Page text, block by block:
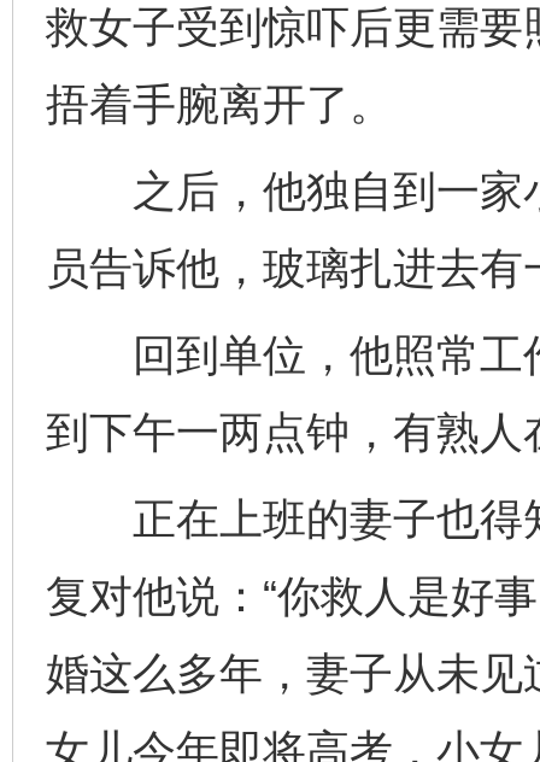
救女子受到惊吓后更需
捂着手腕离开了。
之后，他独自到一家
员告诉他，玻璃扎进去
回到单位，他照常工
到下午一两点钟，有熟
正在上班的妻子也得
复对他说：“你救人是好
婚这么多年，妻子从未
女儿今年即将高考，小